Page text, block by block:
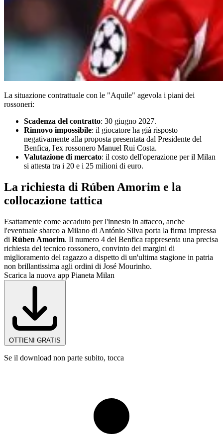
La situazione contrattuale con le "Aquile" agevola i piani dei
rossoneri:
Scadenza del contratto: 30 giugno 2027.
Rinnovo impossibile: il giocatore ha già risposto
negativamente alla proposta presentata dal Presidente del
Benfica, l'ex rossonero Manuel Rui Costa.
Valutazione di mercato: il costo dell'operazione per il Milan
si attesta tra i 20 e i 25 milioni di euro.
La richiesta di Rúben Amorim e la
collocazione tattica
Esattamente come accaduto per l'innesto in attacco, anche
l'eventuale sbarco a Milano di António Silva porta la firma impressa
di Rúben Amorim. Il numero 4 del Benfica rappresenta una precisa
richiesta del tecnico rossonero, convinto dei margini di
miglioramento del ragazzo a dispetto di un'ultima stagione in patria
non brillantissima agli ordini di José Mourinho.
Scarica la nuova app Pianeta Milan
OTTIENI GRATIS
Se il download non parte subito, tocca